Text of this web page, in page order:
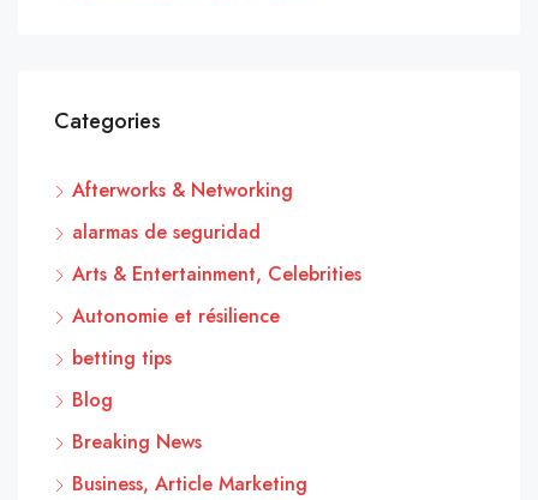
Categories
Afterworks & Networking
alarmas de seguridad
Arts & Entertainment, Celebrities
Autonomie et résilience
betting tips
Blog
Breaking News
Business, Article Marketing